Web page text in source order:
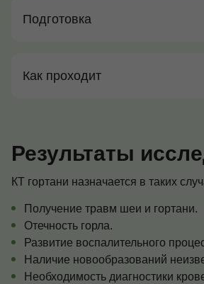
Подготовка
Как проходит
Результаты
КТ гортани назначается в таких
Получение травм шеи и гортани.
Отечность горла.
Развитие воспалительного
Наличие новообразований
Необходимость диагностики